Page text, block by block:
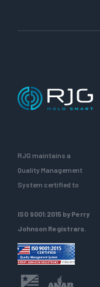
RJG maintains a
Quality Management
System certified to
ISO 9001:2015 by Perry
Johnson Registrars.